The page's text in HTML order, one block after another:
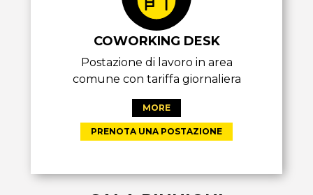
COWORKING DESK
Postazione di lavoro in area
comune con tariffa giornaliera
MORE
PRENOTA UNA POSTAZIONE